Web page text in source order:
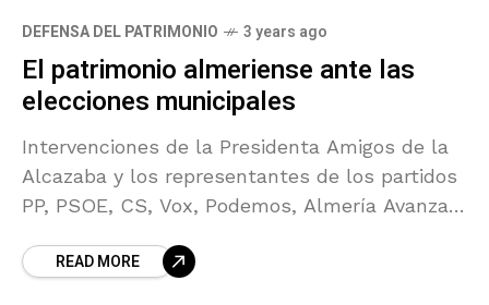
DEFENSA DEL PATRIMONIO 3 years ago
El patrimonio almeriense ante las
elecciones municipales
Intervenciones de la Presidenta Amigos de la
Alcazaba y los representantes de los partidos
PP, PSOE, CS, Vox, Podemos, Almería Avanza,
Patrimonio almeriense a debate" ante las
READ MORE